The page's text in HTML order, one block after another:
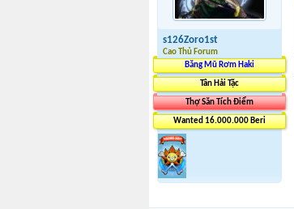
s126Zoro1st
Cao Thủ Forum
Băng Mũ Rơm Haki
Tân Hải Tặc
Thợ Săn Tích Điểm
Wanted 16.000.000 Beri